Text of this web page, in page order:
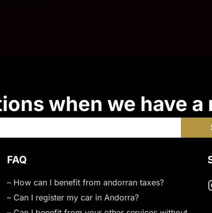
when we have a
FAQ
– How can I benefit from andorran taxes?
– Can I register my car in Andorra?